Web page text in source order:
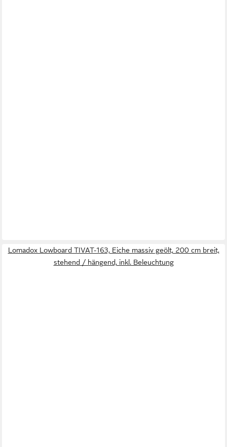
Lomadox Lowboard TIVAT-163, Eiche massiv geölt, 200 cm breit,
stehend / hängend, inkl. Beleuchtung